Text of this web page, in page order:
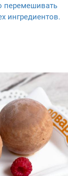
перемешивать
ингредиентов.